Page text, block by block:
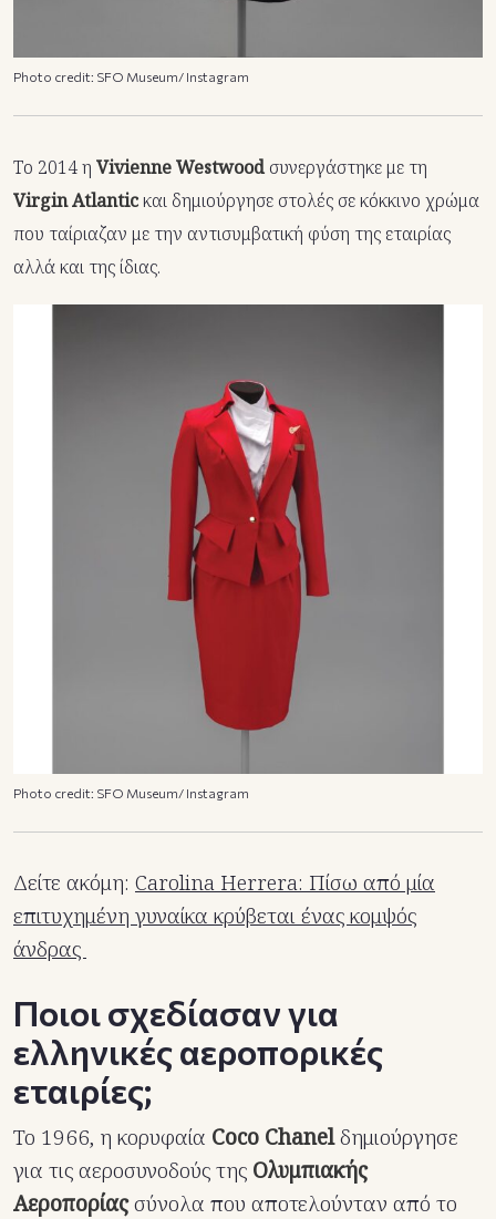
Photo credit: SFO Museum/ Instagram
Το 2014 η Vivienne Westwood συνεργάστηκε με τη
Virgin Atlanticκαι δημιούργησε στολές σε κόκκινο χρώμα
που ταίριαζαν με την αντισυμβατική φύση της εταιρίας
αλλά και της ίδιας.
Photo credit: SFO Museum/ Instagram
Δείτε ακόμη: Carolina Herrera: Πίσω από μία
επιτυχημένη γυναίκα κρύβεται ένας κομψός
άνδρας
Ποιοι σχεδίασαν για
ελληνικές αεροπορικές
εταιρίες;
Το 1966, η κορυφαία Coco Chanelδημιούργησε
για τις αεροσυνοδούς της Ολυμπιακής
Αεροπορίαςσύνολα που αποτελούνταν από το